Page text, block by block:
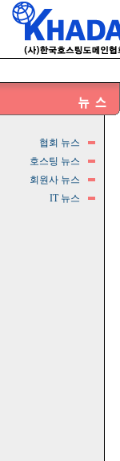
협회 뉴스
호스팅 뉴스
회원사 뉴스
IT 뉴스